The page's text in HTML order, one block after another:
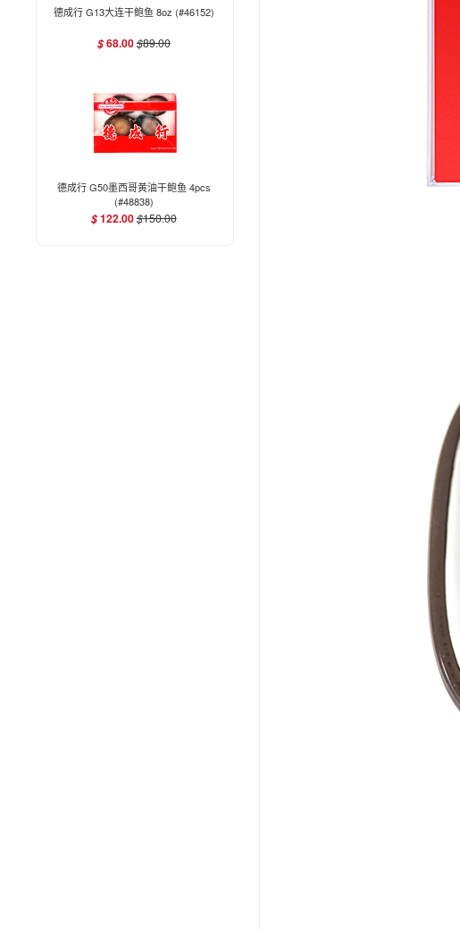
德成行 G13大连干鲍鱼 8oz (#46152)
$68.00$89.00
德成行 G50墨西哥黄油干鲍鱼 4pcs
(#48838)
$122.00$150.00